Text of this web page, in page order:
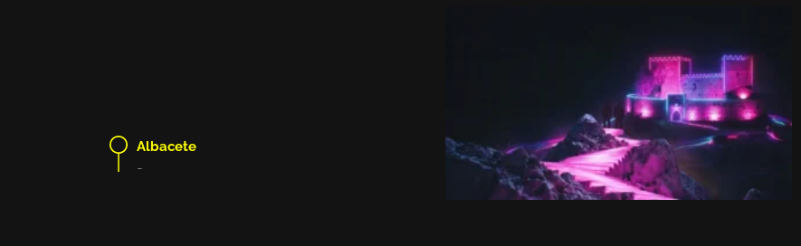
Albacete
-